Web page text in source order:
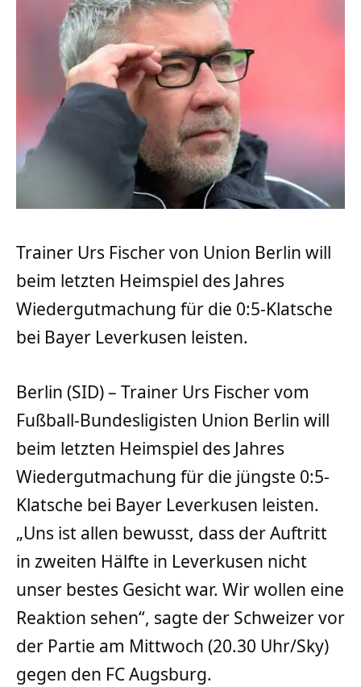
Trainer Urs Fischer von Union Berlin will
beim letzten Heimspiel des Jahres
Wiedergutmachung für die 0:5-Klatsche
bei Bayer Leverkusen leisten.
Berlin (SID) – Trainer Urs Fischer vom
Fußball-Bundesligisten Union Berlin will
beim letzten Heimspiel des Jahres
Wiedergutmachung für die jüngste 0:5-
Klatsche bei Bayer Leverkusen leisten.
„Uns ist allen bewusst, dass der Auftritt
in zweiten Hälfte in Leverkusen nicht
unser bestes Gesicht war. Wir wollen eine
Reaktion sehen“, sagte der Schweizer vor
der Partie am Mittwoch (20.30 Uhr/Sky)
gegen den FC Augsburg.